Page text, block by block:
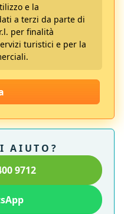
e la
a terzi da parte di
per finalità
turistici e per la
AIUTO?
9712